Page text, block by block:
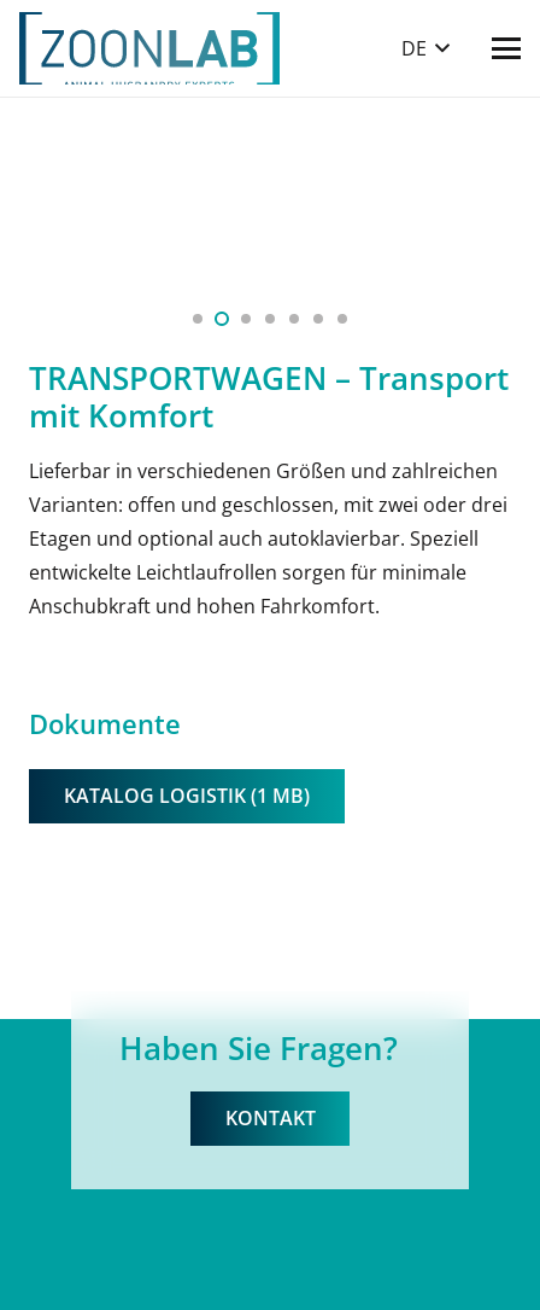
DE
TRANSPORTWAGEN – Transport
mit Komfort
Lieferbar in verschiedenen Größen und zahlreichen
Varianten: offen und geschlossen, mit zwei oder drei
Etagen und optional auch autoklavierbar. Speziell
entwickelte Leichtlaufrollen sorgen für minimale
Anschubkraft und hohen Fahrkomfort.
Dokumente
KATALOG LOGISTIK (1 MB)
Haben Sie Fragen?
KONTAKT